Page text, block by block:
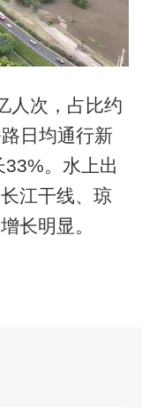
次，占比约
日均通行新
。水上出
江干线、琼
长明显。